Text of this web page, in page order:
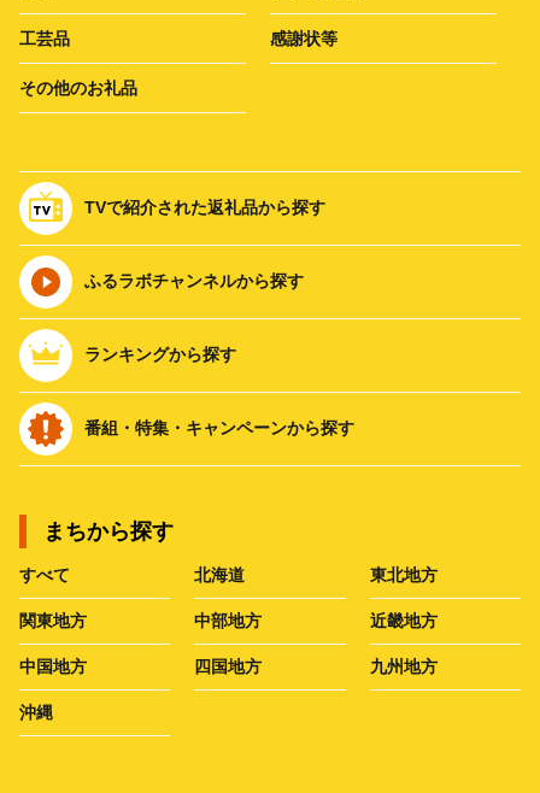
工芸品 感謝状等
その他のお礼品
TVで紹介された返礼品から探す
ふるラボチャンネルから探す
ランキングから探す
番組・特集・キャンペーンから探す
まちから探す
すべて 北海道 東北地方
関東地方 中部地方 近畿地方
中国地方 四国地方 九州地方
沖縄